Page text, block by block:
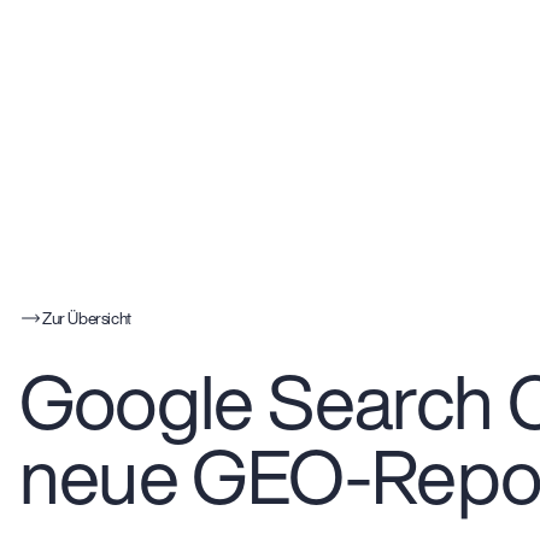
Zur Übersicht
Google Search
neue GEO-